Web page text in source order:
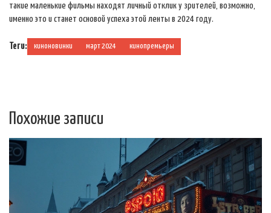
такие маленькие фильмы находят личный отклик у зрителей, возможно,
именно это и станет основой успеха этой ленты в 2024 году.
Теги: киноновинки март 2024 кинопремьеры
Похожие записи